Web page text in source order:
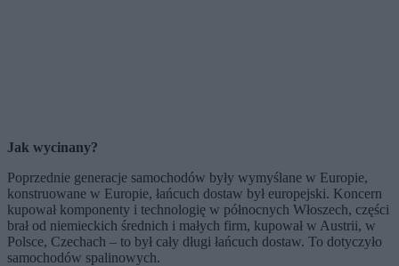
Jak wycinany?
Poprzednie generacje samochodów były wymyślane w Europie,
konstruowane w Europie, łańcuch dostaw był europejski. Koncern
kupował komponenty i technologię w północnych Włoszech, części
brał od niemieckich średnich i małych firm, kupował w Austrii, w
Polsce, Czechach – to był cały długi łańcuch dostaw. To dotyczyło
samochodów spalinowych.